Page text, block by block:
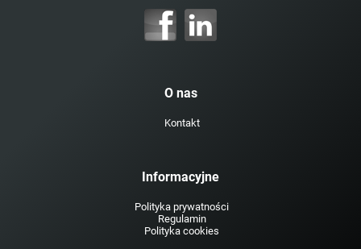
O nas
Kontakt
Informacyjne
Polityka prywatności
Regulamin
Polityka cookies